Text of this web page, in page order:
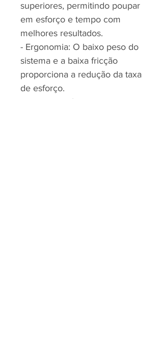
superiores, permitindo poupar
em esforço e tempo com
melhores resultados.
- Ergonomia: O baixo peso do
sistema e a baixa fricção
proporciona a redução da taxa
de esforço.
- Economia: Custo em uso